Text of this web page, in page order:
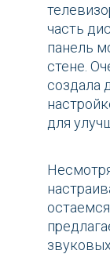
часть
панель
стене.
создала
для